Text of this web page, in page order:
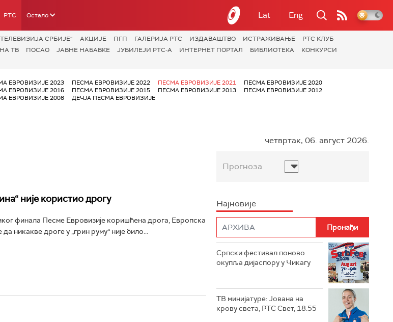
РТС Остало Lat Eng
СРБИЈЕ“ АКЦИЈЕ ПГП ГАЛЕРИЈА РТС ИЗДАВАШТВО ИСТРАЖИВАЊЕ
РТС КЛУБ
ТВ ПОСАО ЈАВНЕ НАБАВКЕ ЈУБИЛЕЈИ РТС-А ИНТЕРНЕТ ПОРТАЛ БИБЛИОТЕКА
КОНКУРСИ
ЕВРОВИЗИЈЕ 2023 ПЕСМА ЕВРОВИЗИЈЕ 2022 ПЕСМА ЕВРОВИЗИЈЕ 2021
ПЕСМА ЕВРОВИЗИЈЕ 2020
ЕВРОВИЗИЈЕ 2016 ПЕСМА ЕВРОВИЗИЈЕ 2015 ПЕСМА ЕВРОВИЗИЈЕ 2013
ПЕСМА ЕВРОВИЗИЈЕ 2012
ЕВРОВИЗИЈЕ 2008 ДЕЧЈА ПЕСМА ЕВРОВИЗИЈЕ
није користио дрогу
финала Песме Евровизије коришћена дрога, Европска
никакве дроге у „грин руму“ није било...
четвртак, 06. август 2026.
Прогноза
Најновије
Српски фестивал поново
окупља дијаспору у Чикагу
ТВ минијатуре: Јована на
крову света, РТС Свет, 18.55